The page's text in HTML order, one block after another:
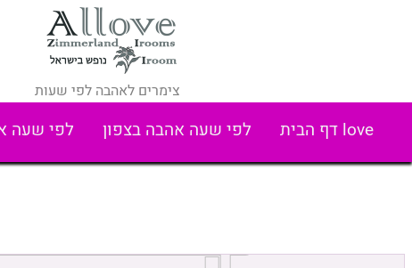
צימרים לאהבה לפי שעות
love דף הבית לפי שעה אהבה בצפון לפי שעה